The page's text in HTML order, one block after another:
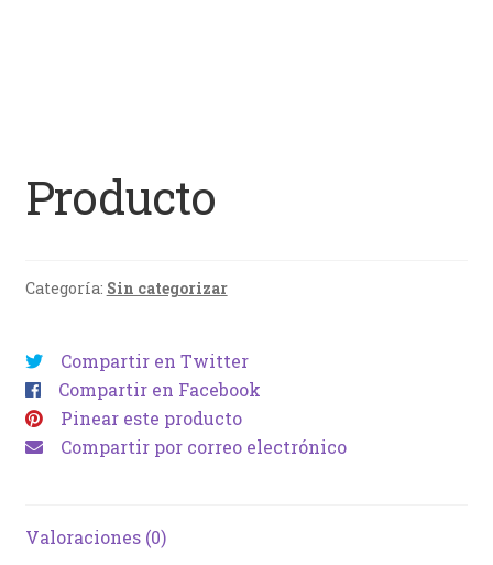
Producto
Categoría: Sin categorizar
Compartir en Twitter
Compartir en Facebook
Pinear este producto
Compartir por correo electrónico
Valoraciones (0)